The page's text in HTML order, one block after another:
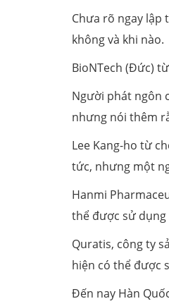
Chưa rõ ngay lập
không và khi nào.
BioNTech (Đức)
Người phát ngôn
nhưng nói thêm
Lee Kang-ho từ
tức, nhưng một
Hanmi
thể được sử dụng
Quratis, công ty
hiện có thể được
Đến nay Hàn